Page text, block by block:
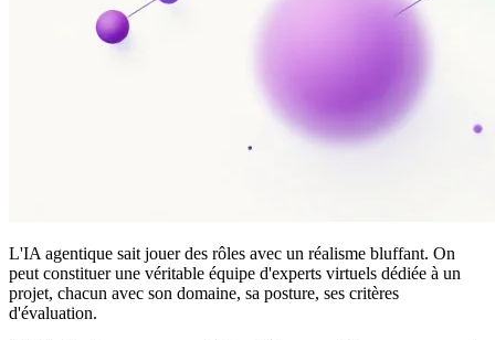
L'IA agentique sait jouer des rôles avec un réalisme bluffant. On
peut constituer une véritable équipe d'experts virtuels dédiée à un
projet, chacun avec son domaine, sa posture, ses critères
d'évaluation.